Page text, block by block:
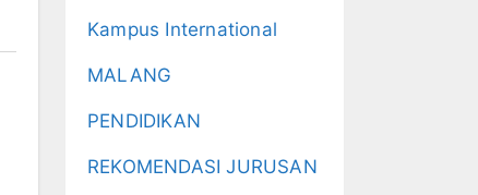
Kampus International
MALANG
PENDIDIKAN
REKOMENDASI JURUSAN